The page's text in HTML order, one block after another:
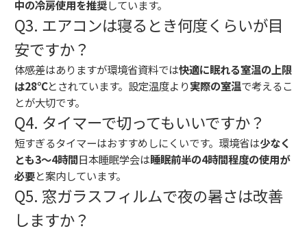
中の冷房使用を推奨しています。
Q3. エアコンは寝るとき何度くらいが目
安ですか？
体感差はありますが環境省資料では快適に眠れる室温の上限
は28℃とされています。設定温度より実際の室温で考えるこ
とが大切です。
Q4. タイマーで切ってもいいですか？
短すぎるタイマーはおすすめしにくいです。環境省は少なく
とも3〜4時間日本睡眠学会は睡眠前半の4時間程度の使用が
必要と案内しています。
Q5. 窓ガラスフィルムで夜の暑さは改善
しますか？